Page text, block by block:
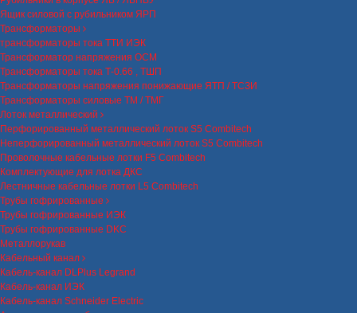
Ящик силовой с рубильником ЯРП
Трансформаторы
трансформаторы тока ТТИ ИЭК
Трансформатор напряжения ОСМ
Трансформаторы тока Т-0.66 , ТШП
Трансформаторы напряжения понижающие ЯТП / ТСЗИ
Трансформаторы силовые ТМ / ТМГ
Лоток металлический
Перфорированный металлический лоток S5 Combitech
Неперфорированный металлический лоток S5 Combitech
Проволочные кабельные лотки F5 Combitech
Комплектующие для лотка ДКС
Лестничные кабельные лотки L5 Combitech
Трубы гофрированные
Трубы гофрированные ИЭК
Трубы гофрированные DKC
Металлорукав
Кабельный канал
Кабель-канал DLPlus Legrand
Кабель-канал ИЭК
Кабель-канал Schneider Electric